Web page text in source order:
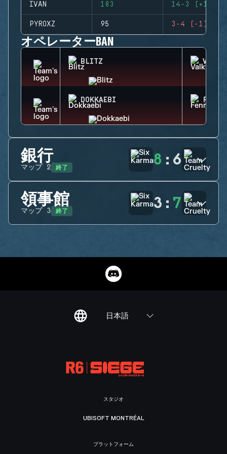
IVAN 183 14-3 (+11)
PYROXZ 95 3-4 (-1)
オペレーターBAN
BLITZ
DOKKAEBI
銀行
マップ 2 終了 8 : 6
領事館
マップ 3 終了 3 : 7
日本語
スタジオ
UBISOFT MONTRÉAL
プラットフォーム